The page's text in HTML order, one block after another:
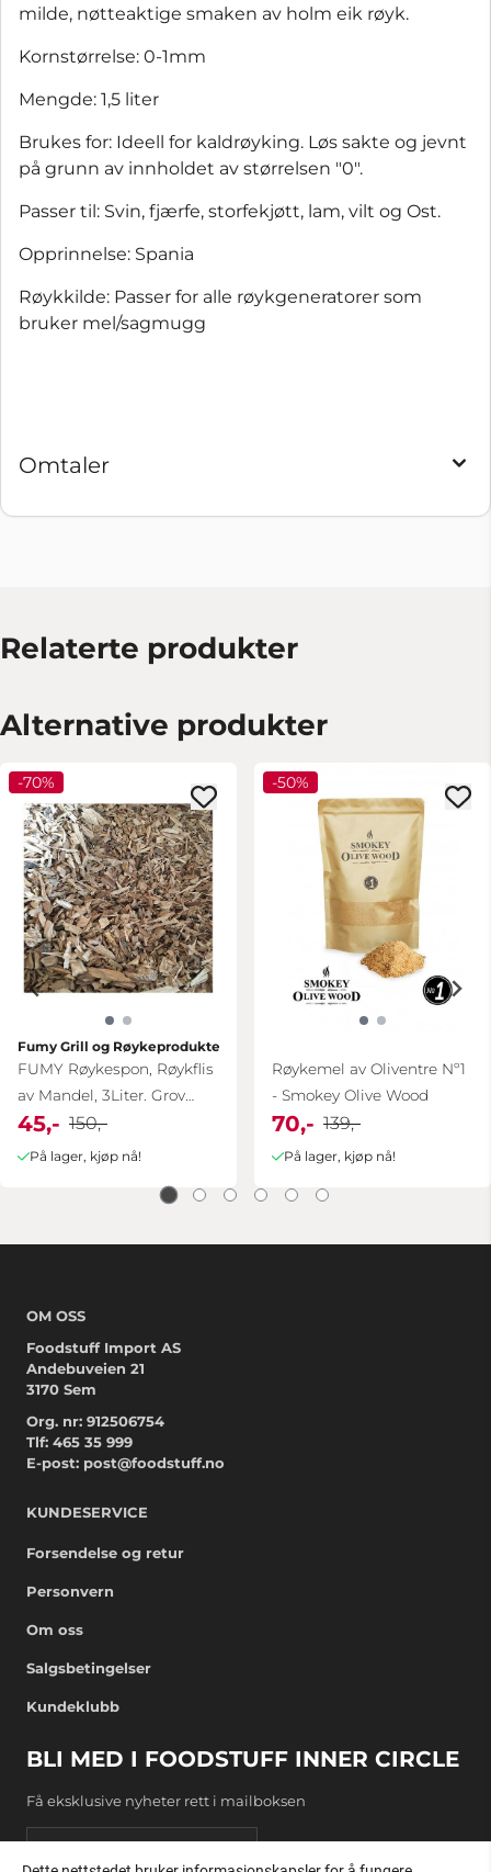
milde, nøtteaktige smaken av holm eik røyk.
Kornstørrelse: 0-1mm
Mengde: 1,5 liter
Brukes for: Ideell for kaldrøyking. Løs sakte og jevnt
på grunn av innholdet av størrelsen "0".
Passer til: Svin, fjærfe, storfekjøtt, lam, vilt og Ost.
Opprinnelse: Spania
Røykkilde: Passer for alle røykgeneratorer som
bruker mel/sagmugg
Omtaler
Relaterte produkter
Alternative produkter
-70%
Fumy Grill og Røykeprodukter
FUMY Røykespon, Røykflis
av Mandel, 3Liter. Grov
størrelse.
45,- 150,-
På lager, kjøp nå!
-50%
Røykemel av Oliventre Nº1
- Smokey Olive Wood
70,- 139,-
På lager, kjøp nå!
OM OSS
Foodstuff Import AS
Andebuveien 21
3170 Sem
Org. nr: 912506754
Tlf: 465 35 999
E-post: post@foodstuff.no
KUNDESERVICE
Forsendelse og retur
Personvern
Om oss
Salgsbetingelser
Kundeklubb
BLI MED I FOODSTUFF INNER CIRCLE
Få eksklusive nyheter rett i mailboksen
E-post